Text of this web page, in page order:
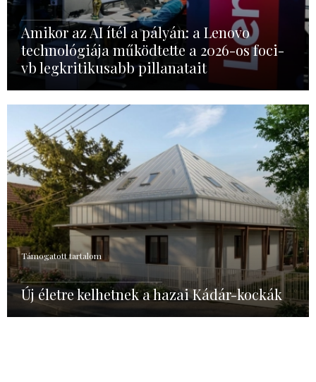
Amikor az AI ítél a pályán: a Lenovo
technológiája működtette a 2026-os foci-
vb legkritikusabb pillanatait
Támogatott tartalom
Új életre kelhetnek a hazai Kádár-kockák